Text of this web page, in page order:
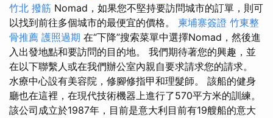
竹北 撥筋 Nomad，如果您不堅持要訪問城市的訂單，則可
以找到前往多個城市的最便宜的價格。 柬埔寨簽證 竹東整
骨推薦 護照過期 在“下降”搜索菜單中選擇Nomad，然後進
入出發地點和要訪問的目的地。 我們期待著您的興趣，並
在以下聯繫人或在我們辦公室內親自要求請求您的請求。
水療中心設有美容院，修腳修指甲和理髮師。 該船的健身
廳也在這裡，在現代技術機器上進行了570平方米的訓練。
該公司成立於1987年，目前是意大利目前有19艘船的意大